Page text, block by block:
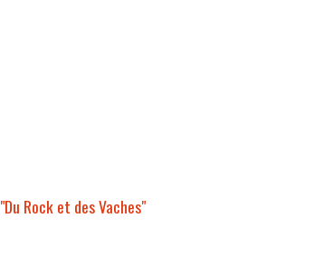
"Du Rock et des Vaches"